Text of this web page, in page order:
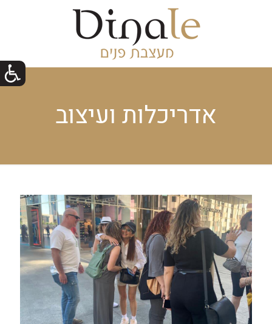
אדריכלות ועיצוב